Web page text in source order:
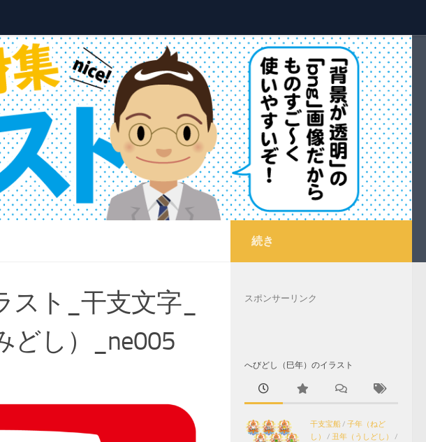
ト_干支文字_
どし）_ne005
続き
スポンサーリンク
へびどし（巳年）のイラスト
干支宝船/ 子年（ねど
し）
/ 丑年（うしどし）
/